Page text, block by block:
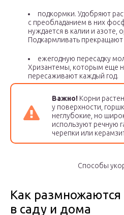
подкормки. Удобряют
с преобладанием в них
нуждается в калии и азоте,
Подкармливать прекращают
ежегодную пересадку
Хризантемы, которым еще
пересаживают каждый год.
Важно! Корни
у поверхности,
неглубокие, но
используют речную
черепки или
Способы
Как
в саду и дома